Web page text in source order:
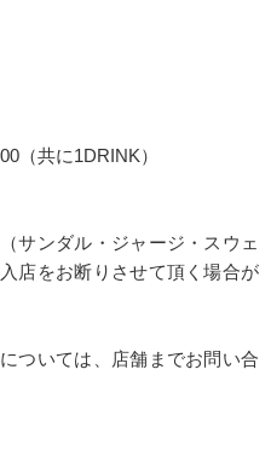
共に1DRINK）
サンダル・ジャージ・スウェ
店をお断りさせて頂く場合が
ついては、店舗までお問い合